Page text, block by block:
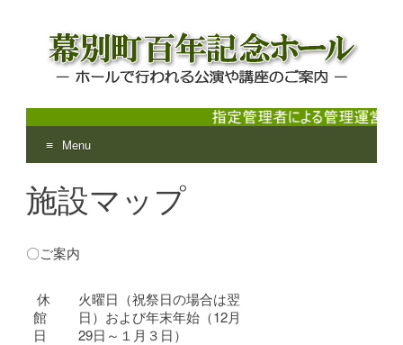
幕別町百年記念ホール
ホールで行われる公演や講座のご案内
Menu
to
content
施設マップ
〇ご案内
休
館
日
火曜日（祝祭日の場合は翌
日）および年末年始（12月
29日～１月３日）